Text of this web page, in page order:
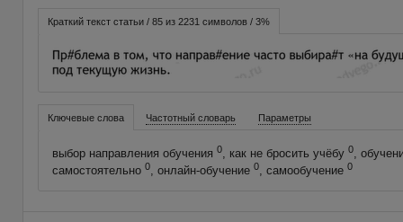
Краткий текст статьи / 85 из 2231 символов / 3%
Ключевые слова Частотный словарь Параметры
выбор направления обучения 0, как не бросить учёбу 0,
самостоятельно 0, онлайн-обучение 0, самообучение 0